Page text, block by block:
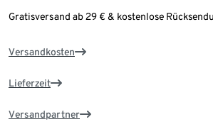
Gratisversand ab 29 € & kostenlose
Versandkosten
Lieferzeit
Versandpartner